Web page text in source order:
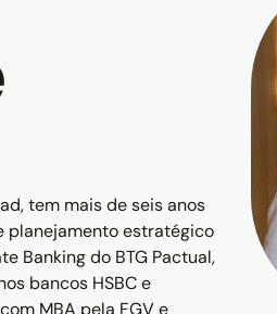
tem mais de seis anos
planejamento estratégico
Banking do BTG Pactual,
bancos HSBC e
MBA pela FGV e